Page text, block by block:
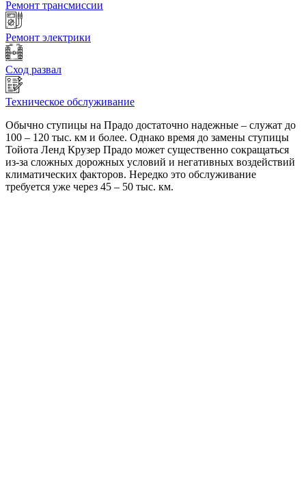
Ремонт трансмиссии
Ремонт электрики
Сход развал
Техническое обслуживание
Обычно ступицы на Прадо достаточно надежные – служат до
100 – 120 тыс. км и более. Однако время до замены ступицы
Тойота Ленд Крузер Прадо может существенно сокращаться
из-за сложных дорожных условий и негативных воздействий
климатических факторов. Нередко это обслуживание
требуется уже через 45 – 50 тыс. км.